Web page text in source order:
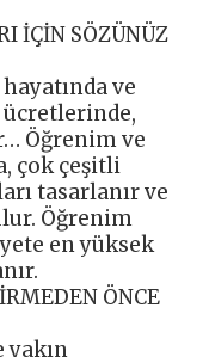
İÇİN SÖZÜNÜZ
ve
Öğrenim ve
çok çeşitli
tasarlanır ve
Öğrenim
en yüksek
ÖNCE